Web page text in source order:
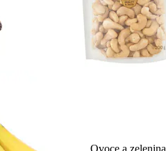
Ovoce a zelenina